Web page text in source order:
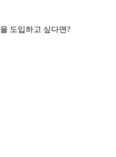
을 도입하고 싶다면?